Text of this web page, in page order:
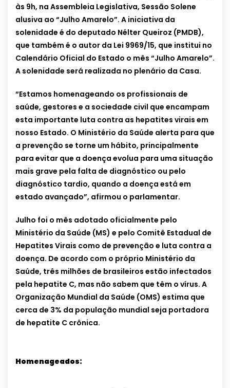
às 9h, na Assembleia Legislativa, Sessão Solene
alusiva ao “Julho Amarelo”. A iniciativa da
solenidade é do deputado Nélter Queiroz (PMDB),
que também é o autor da Lei 9969/15, que institui no
Calendário Oficial do Estado o mês “Julho Amarelo”.
A solenidade será realizada no plenário da Casa.
“Estamos homenageando os profissionais de
saúde, gestores e a sociedade civil que encampam
esta importante luta contra as hepatites virais em
nosso Estado. O Ministério da Saúde alerta para que
a prevenção se torne um hábito, principalmente
para evitar que a doença evolua para uma situação
mais grave pela falta de diagnóstico ou pelo
diagnóstico tardio, quando a doença está em
estado avançado”, afirmou o parlamentar.
Julho foi o mês adotado oficialmente pelo
Ministério da Saúde (MS) e pelo Comitê Estadual de
Hepatites Virais como de prevenção e luta contra a
doença. De acordo com o próprio Ministério da
Saúde, três milhões de brasileiros estão infectados
pela hepatite C, mas não sabem que têm o vírus. A
Organização Mundial da Saúde (OMS) estima que
cerca de 3% da população mundial seja portadora
de hepatite C crônica.
Homenageados: